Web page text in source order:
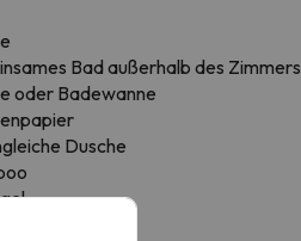
Bad außerhalb des Zimmers
oder Badewanne
Dusche